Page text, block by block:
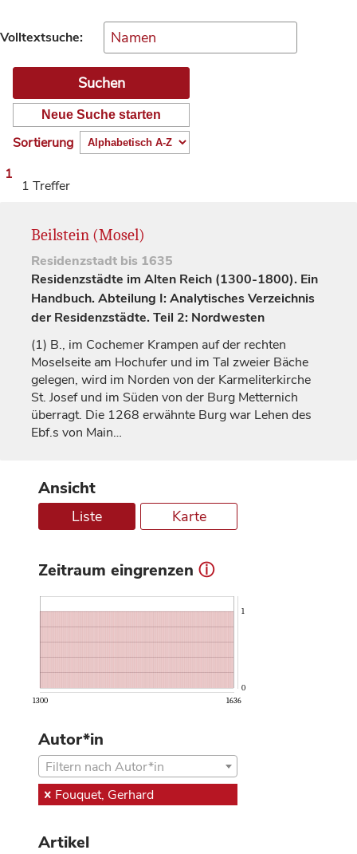
Volltextsuche:
Neue Suche starten
Sortierung
1
1 Treffer
Beilstein (Mosel)
Residenzstadt bis 1635
Residenzstädte im Alten Reich (1300-1800). Ein
Handbuch. Abteilung I: Analytisches Verzeichnis
der Residenzstädte. Teil 2: Nordwesten
(1) B., im Cochemer Krampen auf der rechten
Moselseite am Hochufer und im Tal zweier Bäche
gelegen, wird im Norden von der Karmeliterkirche
St. Josef und im Süden von der Burg Metternich
überragt. Die 1268 erwähnte Burg war Lehen des
Ebf.s von Main…
Ansicht
Liste Karte
Zeitraum eingrenzen ⓘ
1300 1636
0
1
Autor*in
Filtern nach Autor*in
Fouquet, Gerhard
Artikel